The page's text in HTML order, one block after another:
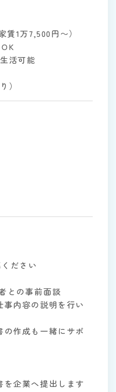
賃1万7,500円〜）
活可能
）
ださい
との事前面談
内容の説明を行い
作成も一緒にサポ
企業へ提出します